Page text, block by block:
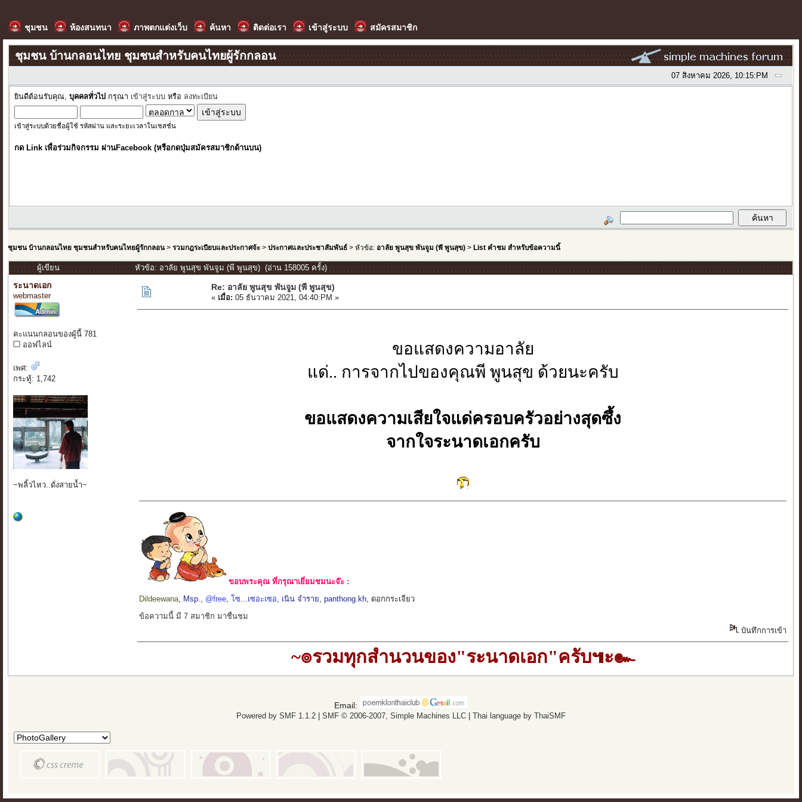
ชุมชน ห้องสนทนา ภาพตกแต่งเว็บ ค้นหา ติดต่อเรา เข้าสู่ระบบ สมัครสมาชิก
ชุมชน บ้านกลอนไทย ชุมชนสำหรับคนไทยผู้รักกลอน
07 สิงหาคม 2026, 10:15:PM
ยินดีต้อนรับคุณ,บุคคลทั่วไป กรุณา เข้าสู่ระบบ หรือ ลงทะเบียน
เข้าสู่ระบบด้วยชื่อผู้ใช้ รหัสผ่าน และระยะเวลาในเซสชั่น
กด Link เพื่อร่วมกิจกรรม ผ่านFacebook (หรือกดปุ่มสมัครสมาชิกด้านบน)
ชุมชน บ้านกลอนไทย ชุมชนสำหรับคนไทยผู้รักกลอน >รวมกฎระเบียบและประกาศจ้ะ >ประกาศและประชาสัมพันธ์ > หัวข้อ: อาลัย พูนสุข พันจูม (พี พูนสุข) >List คำชม สำหรับข้อความนี้
ผู้เขียน หัวข้อ: อาลัย พูนสุข พันจูม (พี พูนสุข) (อ่าน 158005 ครั้ง)
ระนาดเอก
webmaster
คะแนนกลอนของผู้นี้ 781
ออฟไลน์
เพศ:
กระทู้: 1,742
~พลิ้วไหว..ดั่งสายน้ำ~
Re: อาลัย พูนสุข พันจูม (พี พูนสุข)
« เมื่อ: 05 ธันวาคม 2021, 04:40:PM »
ขอแสดงความอาลัย
แด่.. การจากไปของคุณพี พูนสุข ด้วยนะครับ
ขอแสดงความเสียใจแด่ครอบครัวอย่างสุดซึ้ง
จากใจระนาดเอกครับ
ขอบพระคุณ ที่กรุณาเยี่ยมชมนะจ๊ะ :
Dildeewana Msp. @free ,โซ...เซอะเซอ เนิน จำราย ,panthong.kh , ดอกกระเจียว
ข้อความนี้ มี 7 สมาชิก มาชื่นชม
บันทึกการเข้า
~๏รวมทุกสำนวนของ"ระนาดเอก"ครับ๚ะ๛
Email:
Powered by SMF 1.1.2| SMF © 2006-2007, Simple Machines LLC| Thai language by ThaiSMF